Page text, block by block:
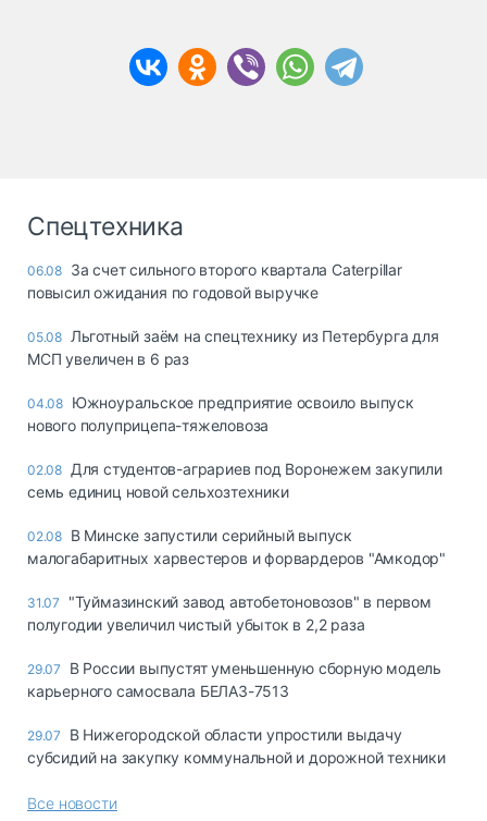
Спецтехника
06.08 За счет сильного второго квартала Caterpillar
повысил ожидания по годовой выручке
05.08 Льготный заём на спецтехнику из Петербурга для
МСП увеличен в 6 раз
04.08 Южноуральское предприятие освоило выпуск
нового полуприцепа-тяжеловоза
02.08 Для студентов-аграриев под Воронежем закупили
семь единиц новой сельхозтехники
02.08 В Минске запустили серийный выпуск
малогабаритных харвестеров и форвардеров "Амкодор"
31.07
"Туймазинский завод автобетоновозов" в первом
полугодии увеличил чистый убыток в 2,2 раза
29.07
В России выпустят уменьшенную сборную модель
карьерного самосвала БЕЛАЗ-7513
29.07
В Нижегородской области упростили выдачу
субсидий на закупку коммунальной и дорожной техники
Все новости